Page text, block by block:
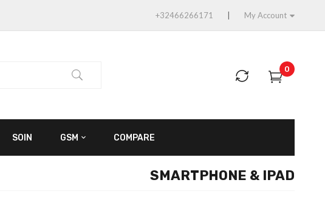
+32466266171 My Account
0
SOIN GSM COMPARE
SMARTPHONE & IPAD